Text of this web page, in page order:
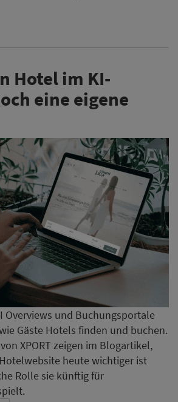
Hotel im KI-
eine eigene
Overviews und Buchungsportale
Gäste Hotels finden und buchen.
XPORT zeigen im Blogartikel,
heute wichtiger ist
Rolle sie künftig für